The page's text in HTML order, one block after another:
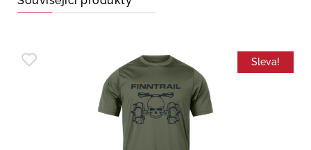
Sleva!